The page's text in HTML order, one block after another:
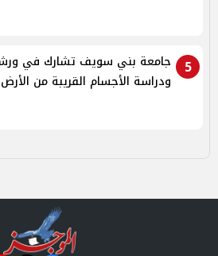
5
جامعة بني سويف تشارك في
ودراسة الأجسام القريبة من الأرض